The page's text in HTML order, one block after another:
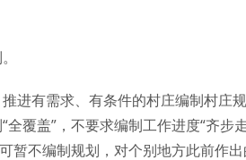
进有需求、有条件的村庄编制村庄
覆盖”，不要求编制工作进度“齐步
暂不编制规划，对个别地方此前作